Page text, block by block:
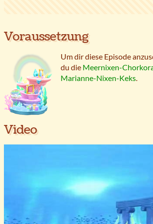
Voraussetzung
Um dir diese Episode
du die Meernixen-
Marianne-Nixen-Keks
Video